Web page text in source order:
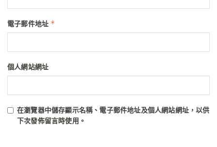
電子郵件地址 *
個人網站網址
在瀏覽器中儲存顯示名稱、電子郵件地址及個人網站網址，以供
下次發佈留言時使用。